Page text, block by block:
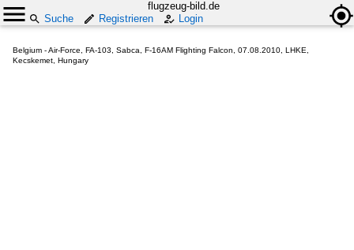
flugzeug-bild.de
Suche
Registrieren Login
Belgium - Air-Force, FA-103, Sabca, F-16AM Flighting Falcon, 07.08.2010, LHKE,
Kecskemet, Hungary